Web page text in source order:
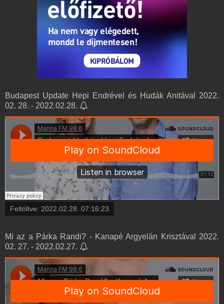
Budapest Update Hepi Endrével és Hudák Anitával 2022.
02. 28. - 2022.02.28.
Feltöltve: 2022.02.28. 07:16:23
Mi az a Párka Randi? - Kanapé Argyelán Krisztával 2022.
02. 27. - 2022.02.27.